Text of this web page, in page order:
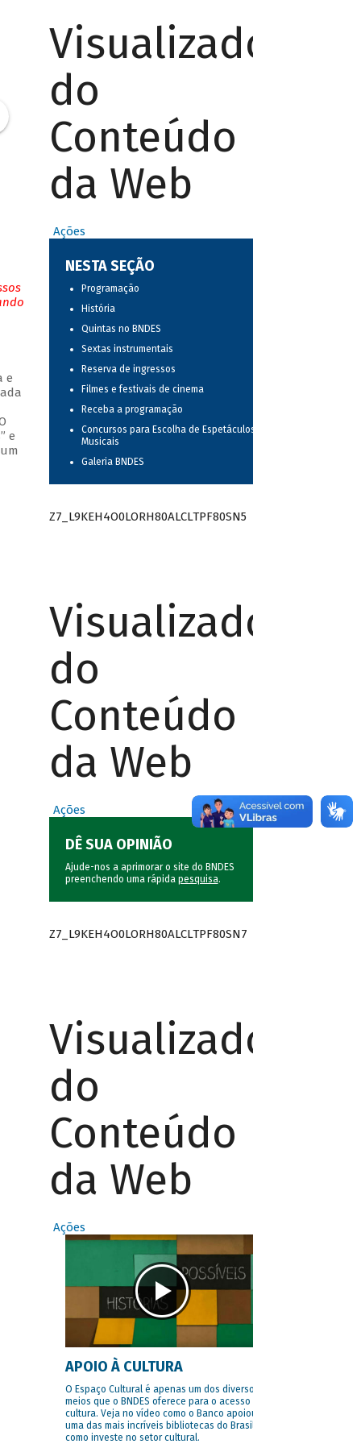
e
e
Visualizador
do
Conteúdo
da Web
Ações
NESTA SEÇÃO
Programação
História
Quintas no BNDES
Sextas instrumentais
Reserva de ingressos
Filmes e festivais de cinema
Receba a programação
Concursos para Escolha de Espetáculos
Musicais
Galeria BNDES
Z7_L9KEH4O0LORH80ALCLTPF80SN5
Visualizador
do
Conteúdo
da Web
Ações
DÊ SUA OPINIÃO
Ajude-nos a aprimorar o site do BNDES
preenchendo uma rápida pesquisa.
Z7_L9KEH4O0LORH80ALCLTPF80SN7
Visualizador
do
Conteúdo
da Web
Ações
APOIO À CULTURA
O Espaço Cultural é apenas um dos diversos
meios que o BNDES oferece para o acesso à
cultura. Veja no vídeo como o Banco apoiou
uma das mais incríveis bibliotecas do Brasil e
como investe no setor cultural.